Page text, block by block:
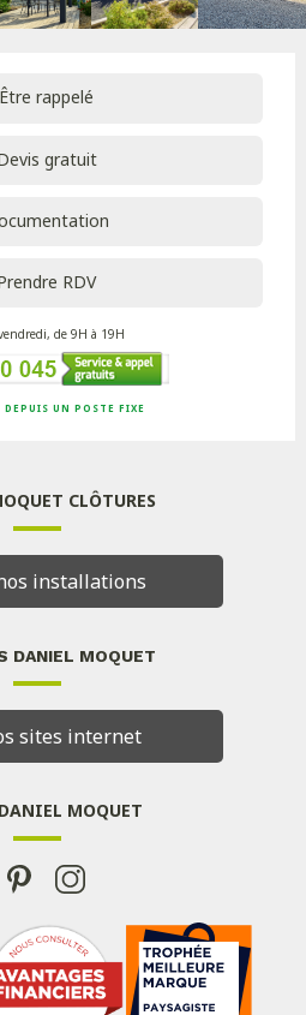
Être rappelé
gratuit
RDV
de 9H à 19H
UN POSTE FIXE
CLÔTURES
installations
DANIEL MOQUET
sites internet
MOQUET